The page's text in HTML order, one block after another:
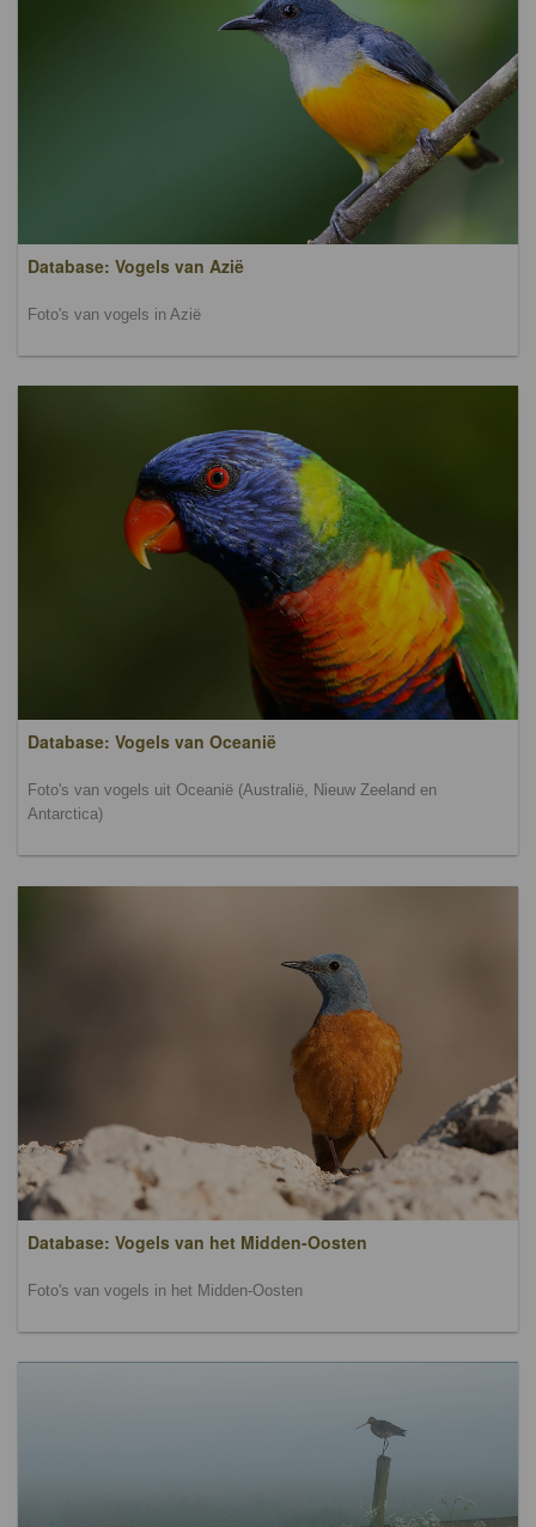
Database: Vogels van Azië
Foto's van vogels in Azië
Database: Vogels van Oceanië
Foto's van vogels uit Oceanië (Australië, Nieuw Zeeland en
Antarctica)
Database: Vogels van het Midden-Oosten
Foto's van vogels in het Midden-Oosten